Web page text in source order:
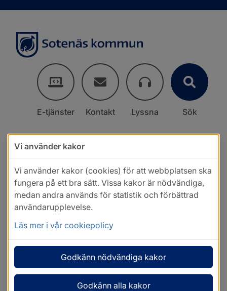
E-tjänster Kontakt Lyssna Sök
Vi använder kakor
Vi använder kakor (cookies) för att webbplatsen ska
fungera på ett bra sätt. Vissa kakor är nödvändiga,
medan andra används för statistik och förbättrad
användarupplevelse.
Läs mer i vår cookiepolicy
Godkänn nödvändiga kakor
Godkänn alla kakor